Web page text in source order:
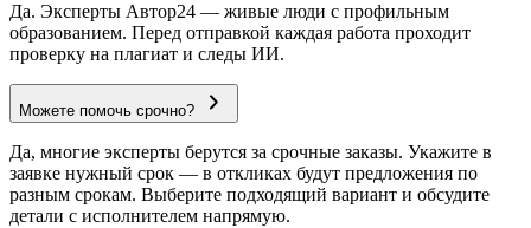
Да. Эксперты Автор24 — живые люди с профильным
образованием. Перед отправкой каждая работа проходит
проверку на плагиат и следы ИИ.
Можете помочь срочно?
Да, многие эксперты берутся за срочные заказы. Укажите в
заявке нужный срок — в откликах будут предложения по
разным срокам. Выберите подходящий вариант и обсудите
детали с исполнителем напрямую.